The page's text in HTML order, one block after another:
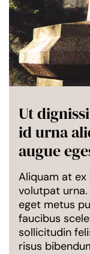
Ut
id urna
augue
Aliquam at
volutpat
eget metus
faucibus
sollicitudin
risus
Ut
id urna
augue
Aliquam at
volutpat
eget metus
faucibus
sollicitudin
risus